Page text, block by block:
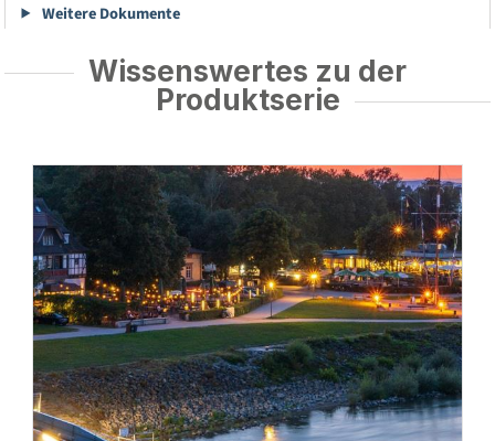
Weitere Dokumente
Wissenswertes zu der
Produktserie